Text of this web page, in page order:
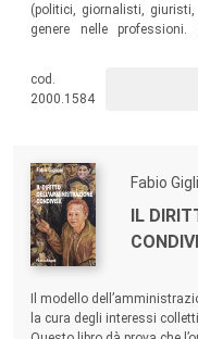
(politici, giornalisti,
genere nelle
inducono a riflettere su
tutela del lavoro agile e
effettiva, in una società
cod.
2000.1584
Fabio
IL
Il modello
la cura degli interessi